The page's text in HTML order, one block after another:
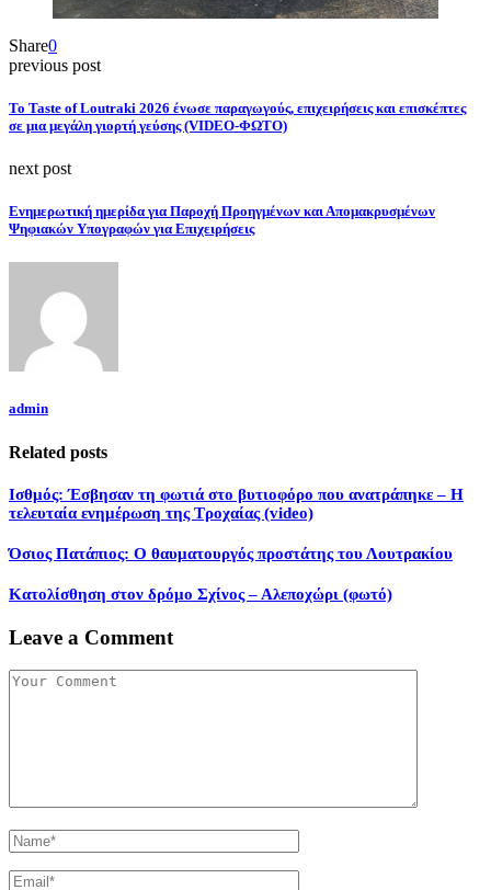
Share0
previous post
Το Taste of Loutraki 2026 ένωσε παραγωγούς, επιχειρήσεις και επισκέπτες
σε μια μεγάλη γιορτή γεύσης (VIDEO-ΦΩΤΟ)
next post
Ενημερωτική ημερίδα για Παροχή Προηγμένων και Απομακρυσμένων
Ψηφιακών Υπογραφών για Επιχειρήσεις
admin
Related posts
Ισθμός: Έσβησαν τη φωτιά στο βυτιοφόρο που ανατράπηκε – Η
τελευταία ενημέρωση της Τροχαίας (video)
Όσιος Πατάπιος: Ο θαυματουργός προστάτης του Λουτρακίου
Κατολίσθηση στον δρόμο Σχίνος – Αλεποχώρι (φωτό)
Leave a Comment